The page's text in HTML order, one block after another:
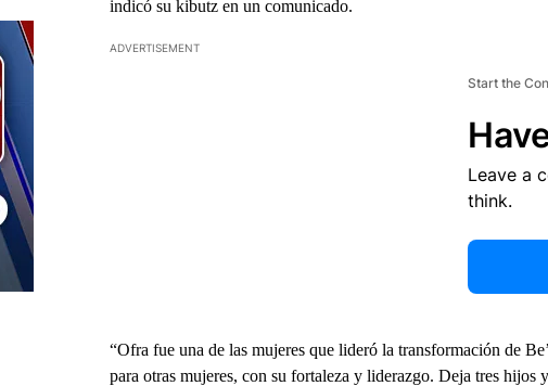
indicó su kibutz en un comunicado.
ADVERTISEMENT
Start the
Leave a
think.
“Ofra fue una de las mujeres que lideró la transformación de
para otras mujeres, con su fortaleza y liderazgo. Deja tres hijos